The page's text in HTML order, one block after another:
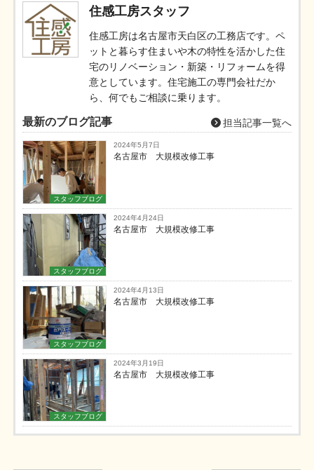
住感工房スタッフ
住感工房は名古屋市天白区の工務店です。ペ
ットと暮らす住まいや木の特性を活かした住
宅のリノベーション・新築・リフォームを得
意としています。住宅施工の専門会社だか
ら、何でもご相談に乗ります。
最新のブログ記事 担当記事一覧へ
スタッフブログ
2024年5月7日
名古屋市 大規模改修工事
スタッフブログ
2024年4月24日
名古屋市 大規模改修工事
スタッフブログ
2024年4月13日
名古屋市 大規模改修工事
スタッフブログ
2024年3月19日
名古屋市 大規模改修工事